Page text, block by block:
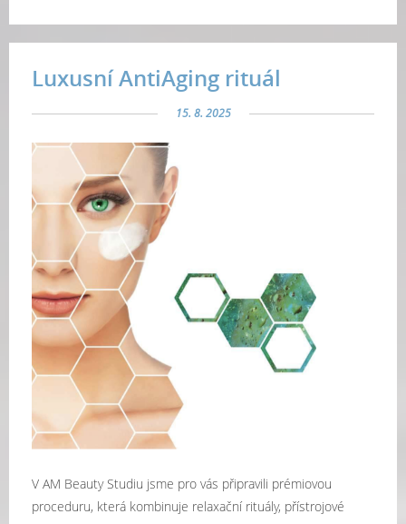
Luxusní AntiAging rituál
15. 8. 2025
V AM Beauty Studiu jsme pro vás připravili prémiovou
proceduru, která kombinuje relaxační rituály, přístrojové